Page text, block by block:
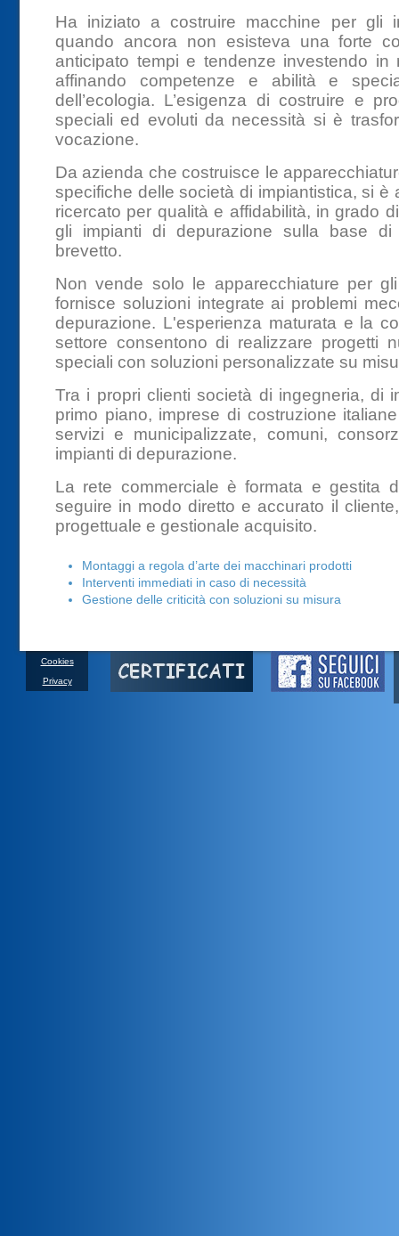
Ha iniziato a costruire macchine per gli
quando ancora non esisteva una forte
anticipato tempi e tendenze investendo in
affinando competenze e abilità e
dell’ecologia. L’esigenza di costruire e
speciali ed evoluti da necessità si è
vocazione.
Da azienda che costruisce le
specifiche delle società di impiantistica, si è
ricercato per qualità e affidabilità, in grado
gli impianti di depurazione sulla base
brevetto.
Non vende solo le apparecchiature per
fornisce soluzioni integrate ai problemi
depurazione. L'esperienza maturata e la
settore consentono di realizzare progetti
speciali con soluzioni personalizzate su
Tra i propri clienti società di ingegneria, di
primo piano, imprese di costruzione
servizi e municipalizzate, comuni,
impianti di depurazione.
La rete commerciale è formata e gestita
seguire in modo diretto e accurato il
progettuale e gestionale acquisito.
Montaggi a regola d’arte dei macchinari prodotti
Interventi immediati in caso di necessità
Gestione delle criticità con soluzioni su misura
Cookies
Privacy